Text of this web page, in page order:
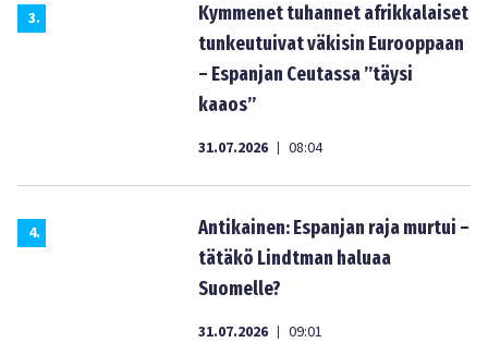
3.
Kymmenet tuhannet afrikkalaiset
tunkeutuivat väkisin Eurooppaan
– Espanjan Ceutassa ”täysi
kaaos”
31.07.2026 | 08:04
4.
Antikainen: Espanjan raja murtui –
tätäkö Lindtman haluaa
Suomelle?
31.07.2026 | 09:01